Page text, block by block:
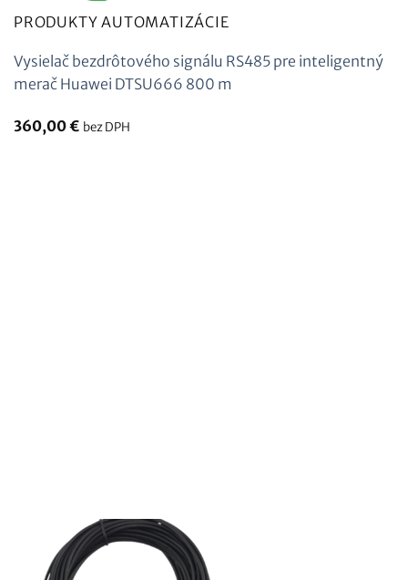
PRODUKTY AUTOMATIZÁCIE
Vysielač bezdrôtového signálu RS485 pre inteligentný
merač Huawei DTSU666 800 m
360,00€ bez DPH